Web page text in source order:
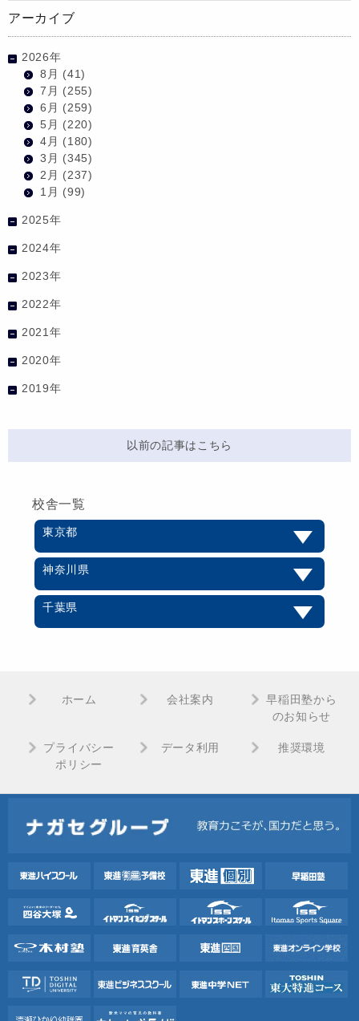
アーカイブ
2026年
8月 (41)
7月 (255)
6月 (259)
5月 (220)
4月 (180)
3月 (345)
2月 (237)
1月 (99)
2025年
2024年
2023年
2022年
2021年
2020年
2019年
以前の記事はこちら
校舎一覧
東京都
神奈川県
千葉県
ホーム 会社案内
早稲田塾から
のお知らせ
プライバシー
ポリシー
データ利用 推奨環境